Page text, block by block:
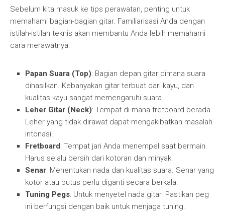
Sebelum kita masuk ke tips perawatan, penting untuk
memahami bagian-bagian gitar. Familiarisasi Anda dengan
istilah-istilah teknis akan membantu Anda lebih memahami
cara merawatnya:
Papan Suara (Top): Bagian depan gitar dimana suara
dihasilkan. Kebanyakan gitar terbuat dari kayu, dan
kualitas kayu sangat memengaruhi suara.
Leher Gitar (Neck): Tempat di mana fretboard berada.
Leher yang tidak dirawat dapat mengakibatkan masalah
intonasi.
Fretboard: Tempat jari Anda menempel saat bermain.
Harus selalu bersih dari kotoran dan minyak.
Senar: Menentukan nada dan kualitas suara. Senar yang
kotor atau putus perlu diganti secara berkala.
Tuning Pegs: Untuk menyetel nada gitar. Pastikan peg
ini berfungsi dengan baik untuk menjaga tuning.